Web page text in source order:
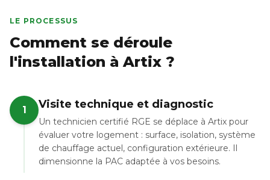
LE PROCESSUS
Comment se déroule
l'installation à Artix ?
1 Visite technique et diagnostic
Un technicien certifié RGE se déplace à Artix pour
évaluer votre logement : surface, isolation, système
de chauffage actuel, configuration extérieure. Il
dimensionne la PAC adaptée à vos besoins.